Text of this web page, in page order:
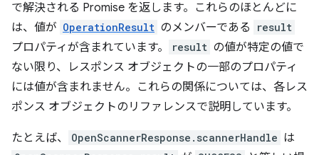
で解決される Promise を返します。これらのほとんどに
は、値が OperationResult のメンバーである result
プロパティが含まれています。 result の値が特定の値で
ない限り、レスポンス オブジェクトの一部のプロパティ
には値が含まれません。これらの関係については、各レス
ポンス オブジェクトのリファレンスで説明しています。
たとえば、 OpenScannerResponse.scannerHandle は